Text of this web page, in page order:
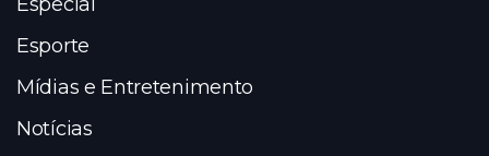
Esporte
Mídias e Entretenimento
Notícias